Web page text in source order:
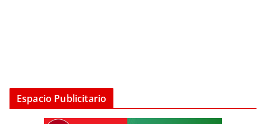
Espacio Publicitario